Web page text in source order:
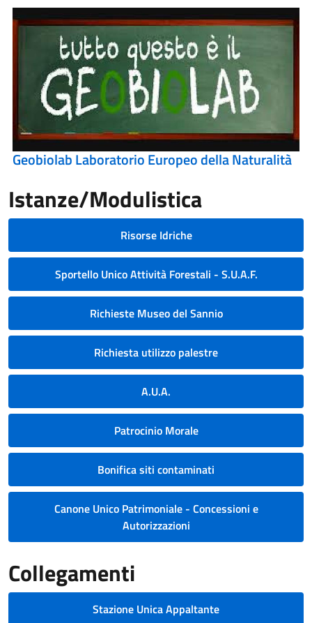
Geobiolab Laboratorio Europeo della Naturalità
Istanze/Modulistica
Risorse Idriche
Sportello Unico Attività Forestali - S.U.A.F.
Richieste Museo del Sannio
Richiesta utilizzo palestre
A.U.A.
Patrocinio Morale
Bonifica siti contaminati
Canone Unico Patrimoniale - Concessioni e
Autorizzazioni
Collegamenti
Stazione Unica Appaltante